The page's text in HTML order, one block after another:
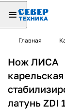
Главная
Нож ЛИСА
латунь ZDI